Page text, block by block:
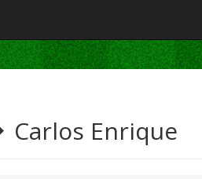
Carlos Enrique